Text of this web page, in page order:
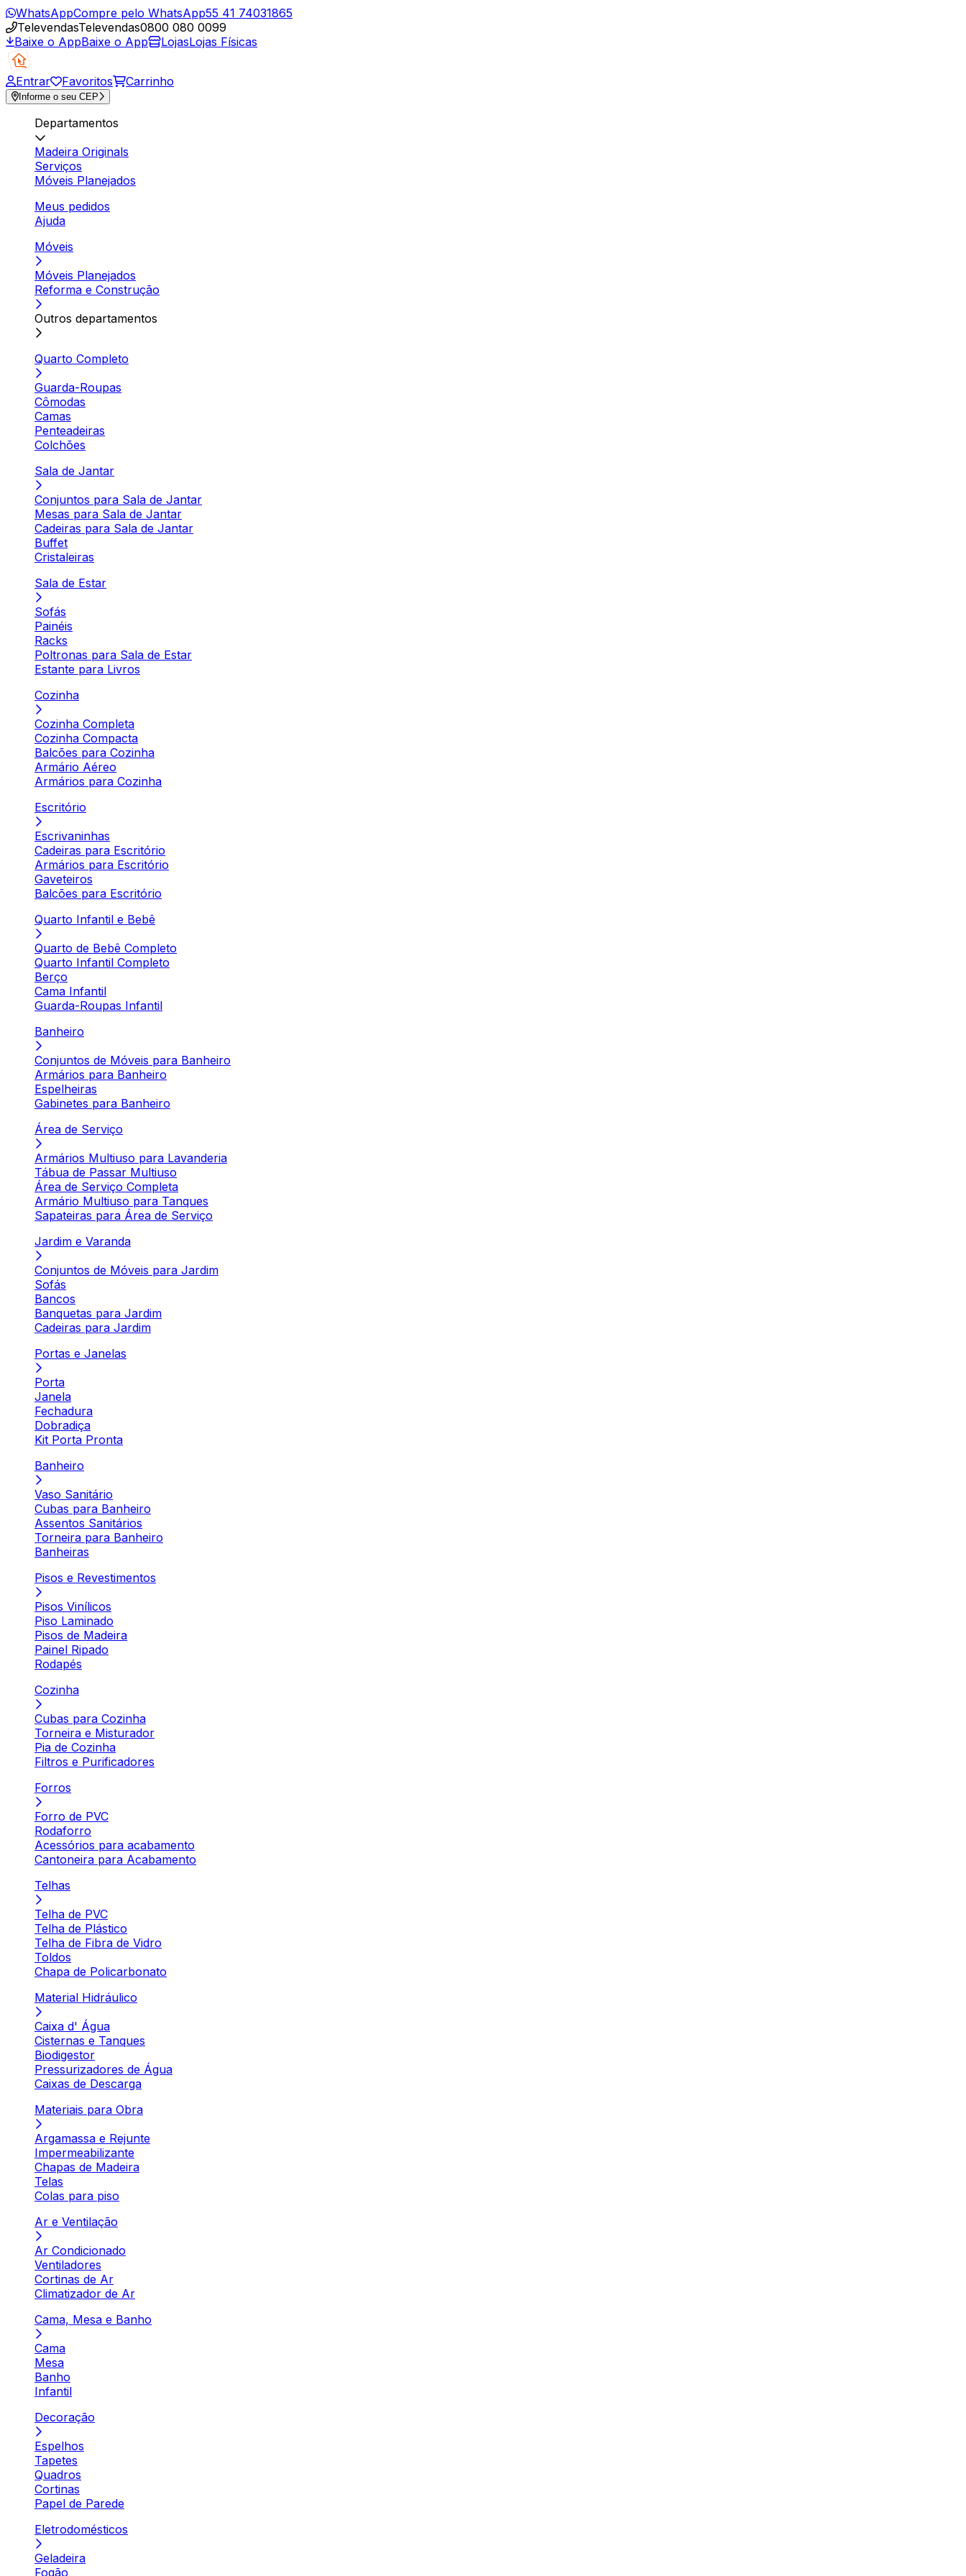
WhatsAppCompre pelo WhatsApp55 41 74031865
TelevendasTelevendas0800 080 0099
Baixe o AppBaixe o App LojasLojas Físicas
Entrar Favoritos Carrinho
Informe o seu CEP
Departamentos
Madeira Originals
Serviços
Móveis Planejados
Meus pedidos
Ajuda
Móveis
Móveis Planejados
Reforma e Construção
Outros departamentos
Quarto Completo
Guarda-Roupas
Cômodas
Camas
Penteadeiras
Colchões
Sala de Jantar
Conjuntos para Sala de Jantar
Mesas para Sala de Jantar
Cadeiras para Sala de Jantar
Buffet
Cristaleiras
Sala de Estar
Sofás
Painéis
Racks
Poltronas para Sala de Estar
Estante para Livros
Cozinha
Cozinha Completa
Cozinha Compacta
Balcões para Cozinha
Armário Aéreo
Armários para Cozinha
Escritório
Escrivaninhas
Cadeiras para Escritório
Armários para Escritório
Gaveteiros
Balcões para Escritório
Quarto Infantil e Bebê
Quarto de Bebê Completo
Quarto Infantil Completo
Berço
Cama Infantil
Guarda-Roupas Infantil
Banheiro
Conjuntos de Móveis para Banheiro
Armários para Banheiro
Espelheiras
Gabinetes para Banheiro
Área de Serviço
Armários Multiuso para Lavanderia
Tábua de Passar Multiuso
Área de Serviço Completa
Armário Multiuso para Tanques
Sapateiras para Área de Serviço
Jardim e Varanda
Conjuntos de Móveis para Jardim
Sofás
Bancos
Banquetas para Jardim
Cadeiras para Jardim
Portas e Janelas
Porta
Janela
Fechadura
Dobradiça
Kit Porta Pronta
Banheiro
Vaso Sanitário
Cubas para Banheiro
Assentos Sanitários
Torneira para Banheiro
Banheiras
Pisos e Revestimentos
Pisos Vinílicos
Piso Laminado
Pisos de Madeira
Painel Ripado
Rodapés
Cozinha
Cubas para Cozinha
Torneira e Misturador
Pia de Cozinha
Filtros e Purificadores
Forros
Forro de PVC
Rodaforro
Acessórios para acabamento
Cantoneira para Acabamento
Telhas
Telha de PVC
Telha de Plástico
Telha de Fibra de Vidro
Toldos
Chapa de Policarbonato
Material Hidráulico
Caixa d' Água
Cisternas e Tanques
Biodigestor
Pressurizadores de Água
Caixas de Descarga
Materiais para Obra
Argamassa e Rejunte
Impermeabilizante
Chapas de Madeira
Telas
Colas para piso
Ar e Ventilação
Ar Condicionado
Ventiladores
Cortinas de Ar
Climatizador de Ar
Cama, Mesa e Banho
Cama
Mesa
Banho
Infantil
Decoração
Espelhos
Tapetes
Quadros
Cortinas
Papel de Parede
Eletrodomésticos
Geladeira
Fogão